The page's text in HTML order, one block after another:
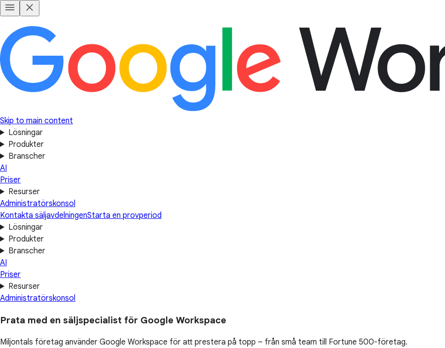
Skip to main content
Lösningar
Produkter
Branscher
AI
Priser
Resurser
Administratörskonsol
Kontakta säljavdelningenStarta en provperiod
Lösningar
Produkter
Branscher
AI
Priser
Resurser
Administratörskonsol
Prata med en säljspecialist för Google Workspace
Miljontals företag använder Google Workspace för att prestera på topp – från små team till Fortune 500-företag.